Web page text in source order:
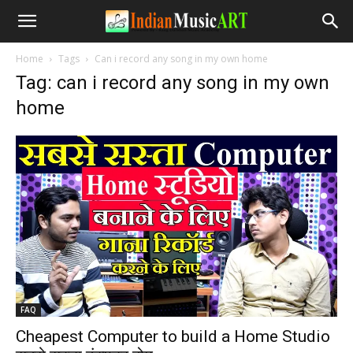
Home Tags Can i record any song in my own home
Tag: can i record any song in my own
home
FAQ
Cheapest Computer to build a Home Studio